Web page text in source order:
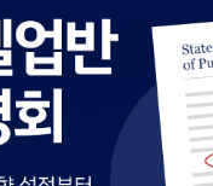
는 스콜라 강박증